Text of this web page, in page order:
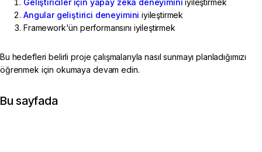
Geliştiriciler için yapay zeka deneyimini iyileştirmek
Angular geliştirici deneyimini iyileştirmek
Framework'ün performansını iyileştirmek
Bu hedefleri belirli proje çalışmalarıyla nasıl sunmayı planladığımızı
öğrenmek için okumaya devam edin.
Bu sayfada